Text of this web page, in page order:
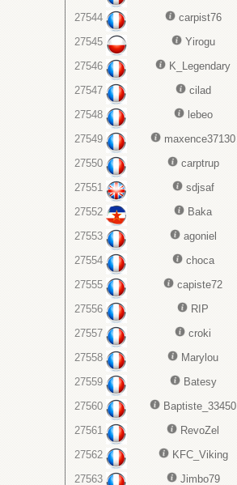
27544
carpist76
27545
Yirogu
27546
K_Legendary
27547
cilad
27548
lebeo
27549
maxence37130
27550
carptrup
27551
sdjsaf
27552
Baka
27553
agoniel
27554
choca
27555
capiste72
27556
RIP
27557
croki
27558
Marylou
27559
Batesy
27560
Baptiste_33450
27561
RevoZel
27562
KFC_Viking
27563
Jimbo79